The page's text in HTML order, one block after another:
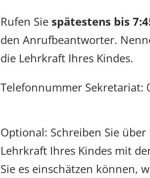
Rufen Sie spätestens bis
den Anrufbeantworter.
die Lehrkraft Ihres Kindes.
Telefonnummer Sekretariat:
Optional: Schreiben Sie über
Lehrkraft Ihres Kindes mit
Sie es einschätzen können,